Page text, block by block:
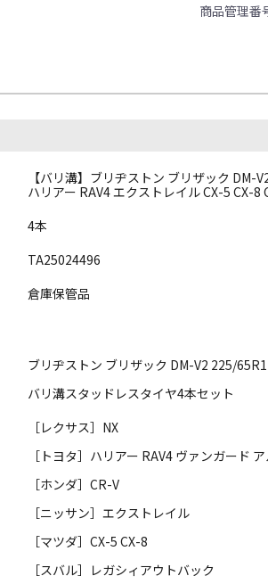
商品管理番
【バリ溝】ブリヂストン ブリザック DM-
ハリアー RAV4 エクストレイル CX-5 CX-8
4本
TA25024496
倉庫保管品
ブリヂストン ブリザック DM-V2 225/
バリ溝スタッドレスタイヤ4本セット
［レクサス］NX
［トヨタ］ハリアー RAV4 ヴァンガード
［ホンダ］CR-V
［ニッサン］エクストレイル
［マツダ］CX-5 CX-8
［スバル］レガシィアウトバック